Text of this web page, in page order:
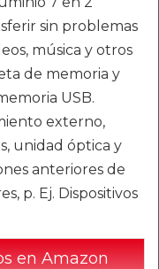
sin problemas
música y otros
de memoria y
USB.
externo,
unidad óptica y
anteriores de
p. Ej. Dispositivos
en Amazon